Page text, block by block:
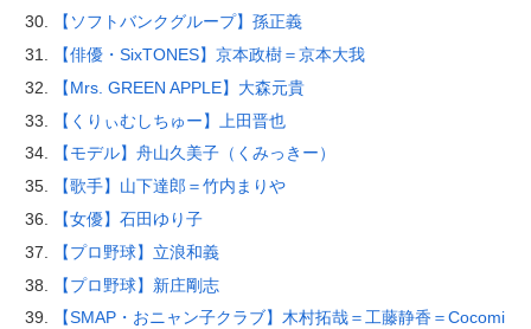
【ソフトバンクグループ】孫正義
【俳優・SixTONES】京本政樹＝京本大我
【Mrs. GREEN APPLE】大森元貴
【くりぃむしちゅー】上田晋也
【モデル】舟山久美子（くみっきー）
【歌手】山下達郎＝竹内まりや
【女優】石田ゆり子
【プロ野球】立浪和義
【プロ野球】新庄剛志
【SMAP・おニャン子クラブ】木村拓哉＝工藤静香＝Cocomi